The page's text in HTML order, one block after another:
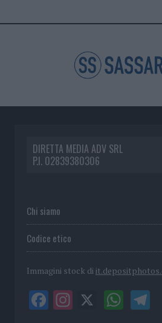
DIRETTA MEDIA ADV SRL
P.I. 02839380306
Chi siamo
Codice etico
Immagini stock di